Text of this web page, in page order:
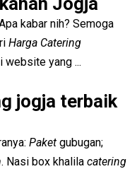
kabar nih? Semoga
Harga Catering
website yang ...
jogja terbaik
Paket gubugan;
. Nasi box khalila catering